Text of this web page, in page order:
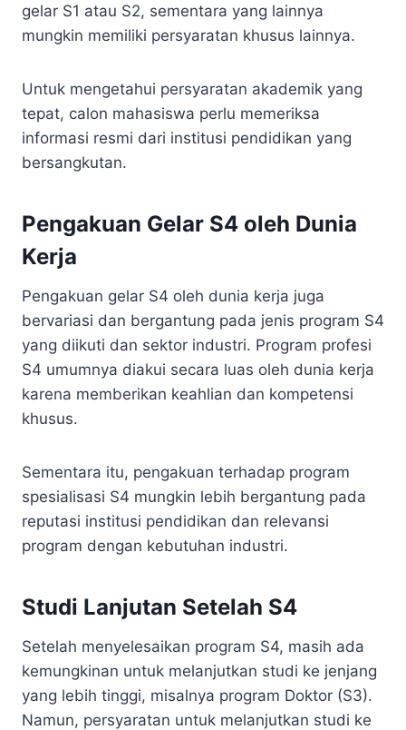
gelar S1 atau S2, sementara yang lainnya
mungkin memiliki persyaratan khusus lainnya.
Untuk mengetahui persyaratan akademik yang
tepat, calon mahasiswa perlu memeriksa
informasi resmi dari institusi pendidikan yang
bersangkutan.
Pengakuan Gelar S4 oleh Dunia
Kerja
Pengakuan gelar S4 oleh dunia kerja juga
bervariasi dan bergantung pada jenis program S4
yang diikuti dan sektor industri. Program profesi
S4 umumnya diakui secara luas oleh dunia kerja
karena memberikan keahlian dan kompetensi
khusus.
Sementara itu, pengakuan terhadap program
spesialisasi S4 mungkin lebih bergantung pada
reputasi institusi pendidikan dan relevansi
program dengan kebutuhan industri.
Studi Lanjutan Setelah S4
Setelah menyelesaikan program S4, masih ada
kemungkinan untuk melanjutkan studi ke jenjang
yang lebih tinggi, misalnya program Doktor (S3).
Namun, persyaratan untuk melanjutkan studi ke